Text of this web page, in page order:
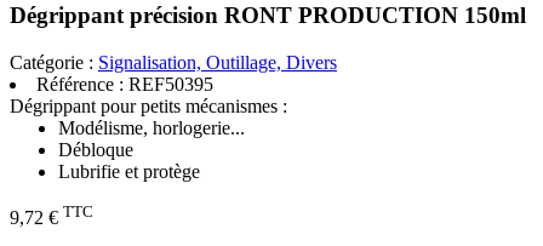
Dégrippant précision RONT PRODUCTION 150ml
Catégorie : Signalisation, Outillage, Divers
Référence : REF50395
Dégrippant pour petits mécanismes :
Modélisme, horlogerie...
Débloque
Lubrifie et protège
9,72 € TTC